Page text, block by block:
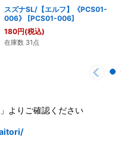
スズナSL/【エルフ】《PCS01-
006》
[PCS01-006]
180円(税込)
在庫数 31点
よりご確認ください